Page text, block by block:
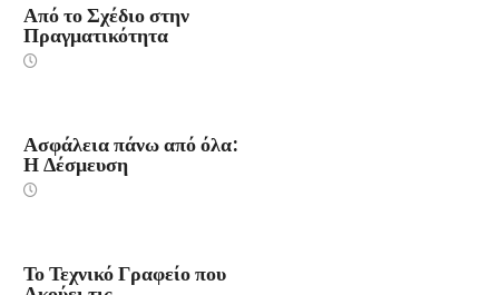
Από το Σχέδιο στην
Πραγματικότητα
Ασφάλεια πάνω από όλα:
Η Δέσμευση
Το Τεχνικό Γραφείο που